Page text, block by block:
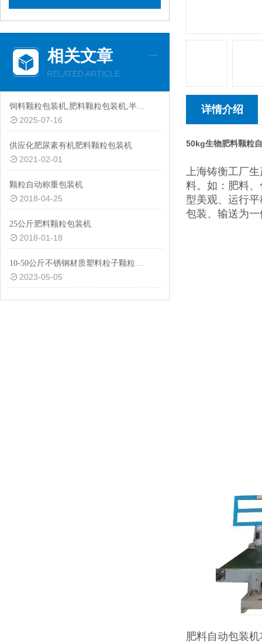
相关文章
RELATED ARTICLE
饲料颗粒包装机,肥料颗粒包装机,半自动颗粒包装机厂家
2025-07-16
供应化肥尿素有机肥料颗粒包装机
2021-02-01
颗粒自动称重包装机
2018-04-25
25公斤肥料颗粒包装机
2018-01-18
10-50公斤不锈钢材质塑料粒子颗粒计量包装机价格|品牌
2023-05-05
详情介绍
50kg生物肥料颗粒
上海铸衡工厂
料。如：肥料
型美观、运行
包装、输送为
肥料自动包装机